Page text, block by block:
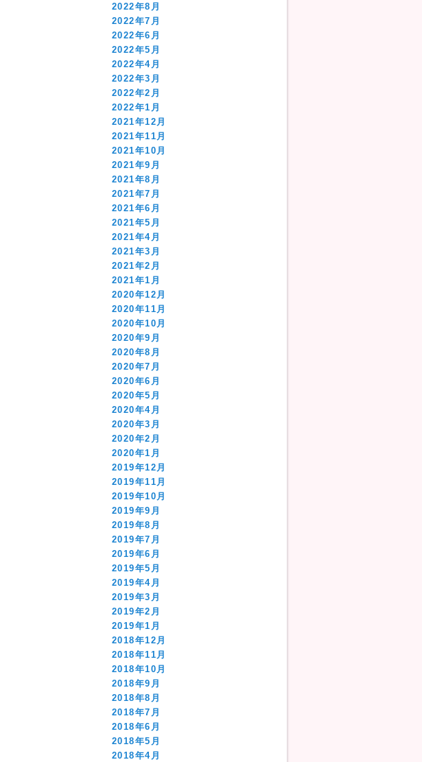
2022年8月
2022年7月
2022年6月
2022年5月
2022年4月
2022年3月
2022年2月
2022年1月
2021年12月
2021年11月
2021年10月
2021年9月
2021年8月
2021年7月
2021年6月
2021年5月
2021年4月
2021年3月
2021年2月
2021年1月
2020年12月
2020年11月
2020年10月
2020年9月
2020年8月
2020年7月
2020年6月
2020年5月
2020年4月
2020年3月
2020年2月
2020年1月
2019年12月
2019年11月
2019年10月
2019年9月
2019年8月
2019年7月
2019年6月
2019年5月
2019年4月
2019年3月
2019年2月
2019年1月
2018年12月
2018年11月
2018年10月
2018年9月
2018年8月
2018年7月
2018年6月
2018年5月
2018年4月